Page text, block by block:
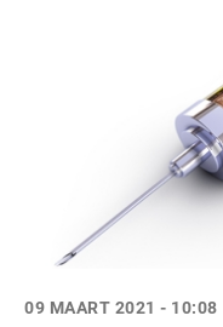
09 MAART 2021 - 10:08